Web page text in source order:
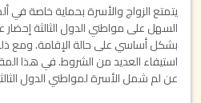
يتمتع الزواج والأسرة بحماية خاصة في
السهل على مواطني الدول الثالثة إحضار
بشكل أساسي على حالة الإقامة. ومع
استيفاء العديد من الشروط. في هذا
عن لم شمل الأسرة لمواطني الدول